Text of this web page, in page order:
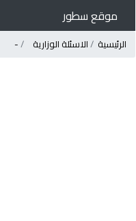
موقع سطور
الرئيسية الاسئلة الوزارية -